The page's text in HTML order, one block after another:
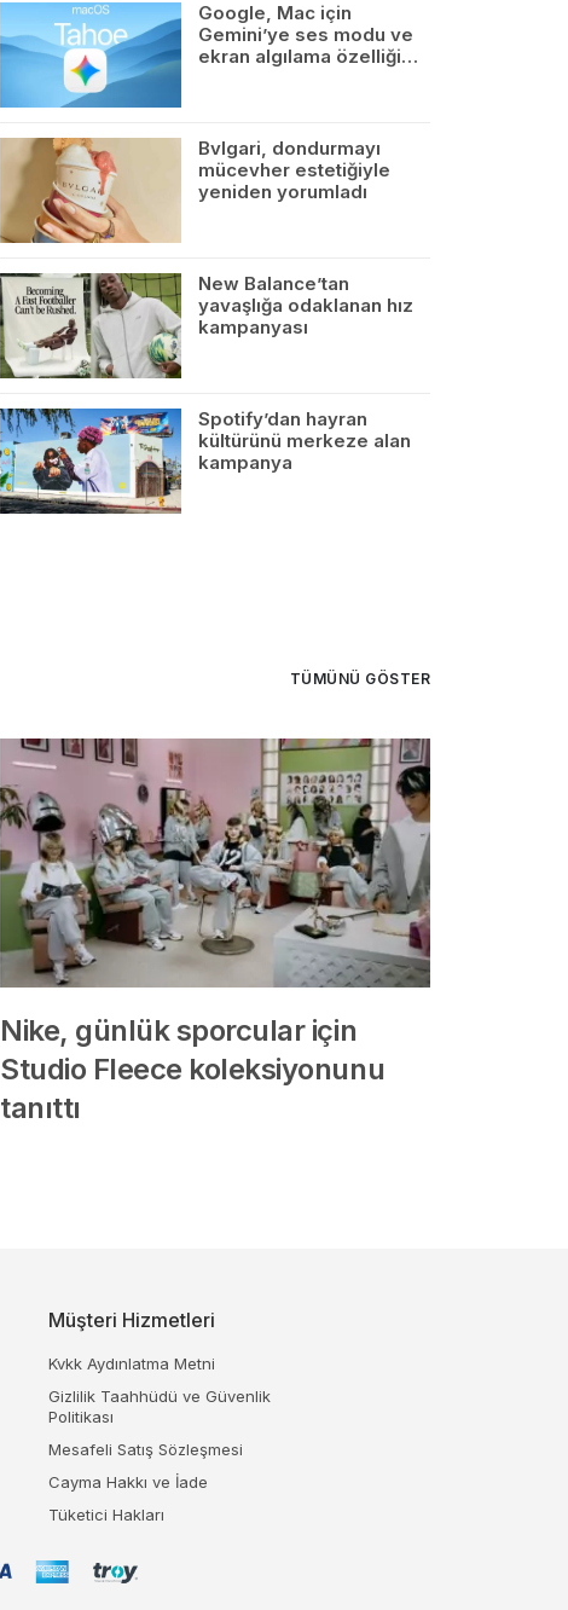
Google, Mac için
Gemini’ye ses modu ve
ekran algılama özelliği…
Bvlgari, dondurmayı
mücevher estetiğiyle
yeniden yorumladı
New Balance’tan
yavaşlığa odaklanan hız
kampanyası
Spotify’dan hayran
kültürünü merkeze alan
kampanya
TÜMÜNÜ GÖSTER
Nike, günlük sporcular için
Studio Fleece koleksiyonunu
tanıttı
Müşteri Hizmetleri
Kvkk Aydınlatma Metni
Gizlilik Taahhüdü ve Güvenlik
Politikası
Mesafeli Satış Sözleşmesi
Cayma Hakkı ve İade
Tüketici Hakları